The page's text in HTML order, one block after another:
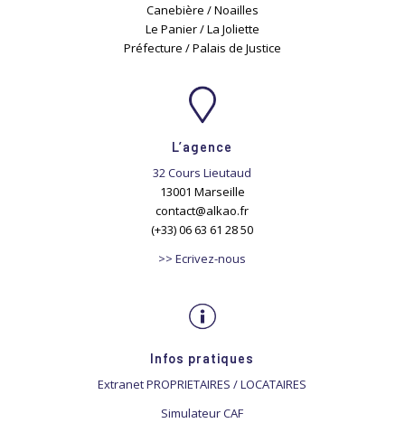
Canebière / Noailles
Le Panier / La Joliette
Préfecture / Palais de Justice
L’agence
32 Cours Lieutaud
13001 Marseille
contact@alkao.fr
(+33) 06 63 61 28 50
>> Ecrivez-nous
Infos pratiques
Extranet PROPRIETAIRES / LOCATAIRES
Simulateur CAF